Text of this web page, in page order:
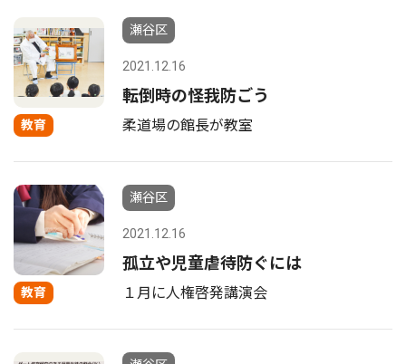
教育
瀬谷区
2021.12.16
転倒時の怪我防ごう
柔道場の館長が教室
教育
瀬谷区
2021.12.16
孤立や児童虐待防ぐには
１月に人権啓発講演会